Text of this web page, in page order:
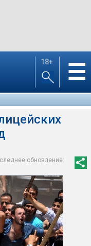
18+ ☰
обновление: